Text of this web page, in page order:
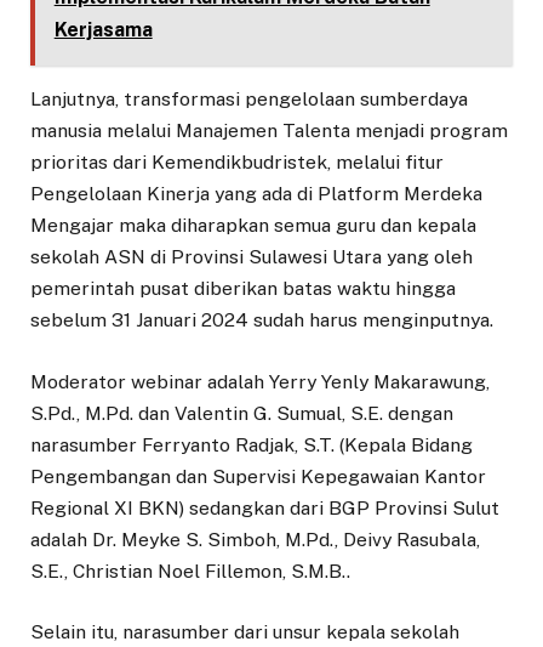
Kerjasama
Lanjutnya, transformasi pengelolaan sumberdaya
manusia melalui Manajemen Talenta menjadi program
prioritas dari Kemendikbudristek, melalui fitur
Pengelolaan Kinerja yang ada di Platform Merdeka
Mengajar maka diharapkan semua guru dan kepala
sekolah ASN di Provinsi Sulawesi Utara yang oleh
pemerintah pusat diberikan batas waktu hingga
sebelum 31 Januari 2024 sudah harus menginputnya.
Moderator webinar adalah Yerry Yenly Makarawung,
S.Pd., M.Pd. dan Valentin G. Sumual, S.E. dengan
narasumber Ferryanto Radjak, S.T. (Kepala Bidang
Pengembangan dan Supervisi Kepegawaian Kantor
Regional XI BKN) sedangkan dari BGP Provinsi Sulut
adalah Dr. Meyke S. Simboh, M.Pd., Deivy Rasubala,
S.E., Christian Noel Fillemon, S.M.B..
Selain itu, narasumber dari unsur kepala sekolah